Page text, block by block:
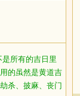
所有的吉日里
的虽然是黄道吉
杀、披麻、丧门